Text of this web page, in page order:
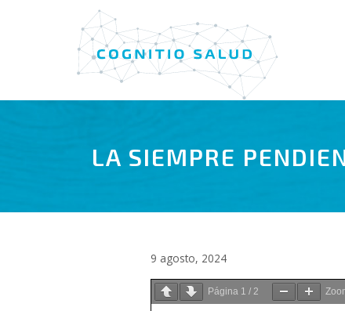
LA SIEMPRE
9 agosto, 2024
Página 1 / 2